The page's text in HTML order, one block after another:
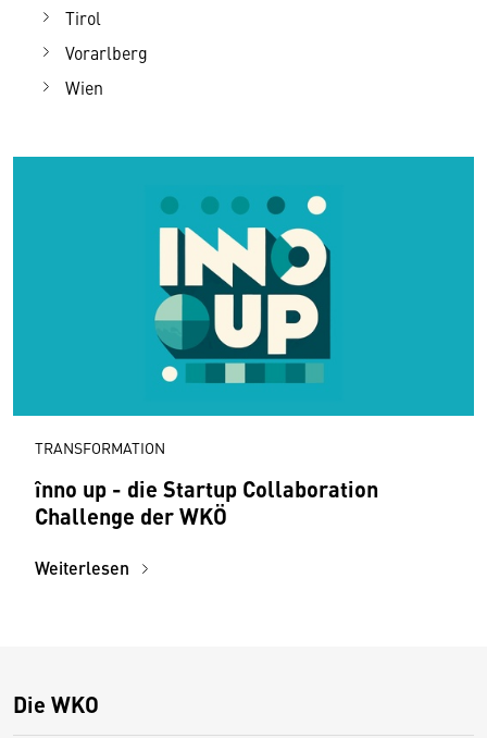
Tirol
Vorarlberg
Wien
TRANSFORMATION
înno up - die Startup Collaboration
Challenge der WKÖ
Weiterlesen
Die WKO